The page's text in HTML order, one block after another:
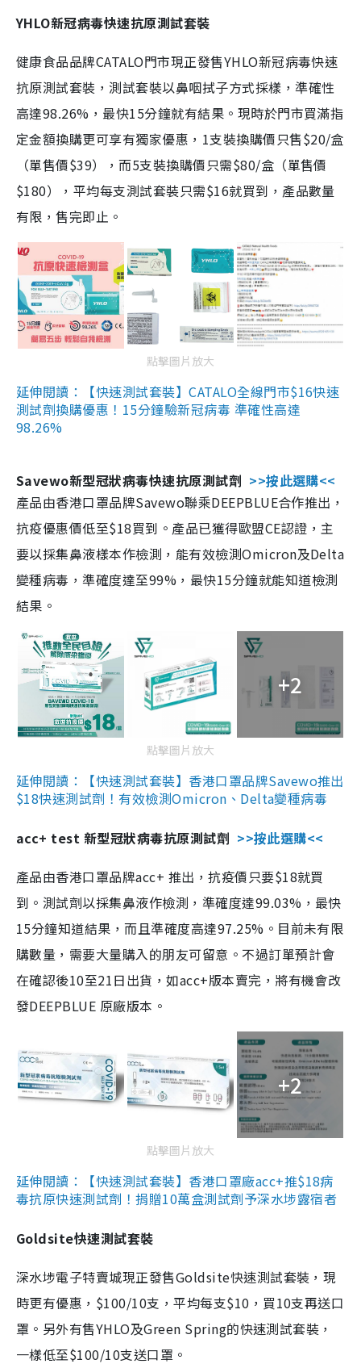
YHLO新冠病毒快速抗原測試套裝
健康食品品牌CATALO門市現正發售YHLO新冠病毒快速
抗原測試套裝，測試套裝以鼻咽拭子方式採樣，準確性
高達98.26%，最快15分鐘就有結果。現時於門市買滿指
定金額換購更可享有獨家優惠，1支裝換購價只售$20/盒
（單售價$39），而5支裝換購價只需$80/盒（單售價
$180），平均每支測試套裝只需$16就買到，產品數量
有限，售完即止。
點擊圖片放大
延伸閱讀：【快速測試套裝】CATALO全線門市$16快速
測試劑換購優惠！15分鐘驗新冠病毒 準確性高達
98.26%
Savewo新型冠狀病毒快速抗原測試劑 >>按此選購<<
產品由香港口罩品牌Savewo聯乘DEEPBLUE合作推出，
抗疫優惠價低至$18買到。產品已獲得歐盟CE認證，主
要以採集鼻液樣本作檢測，能有效檢測Omicron及Delta
變種病毒，準確度達至99%，最快15分鐘就能知道檢測
結果。
+2
點擊圖片放大
延伸閱讀：【快速測試套裝】香港口罩品牌Savewo推出
$18快速測試劑！有效檢測Omicron、Delta變種病毒
acc+ test 新型冠狀病毒抗原測試劑 >>按此選購<<
產品由香港口罩品牌acc+ 推出，抗疫價只要$18就買
到。測試劑以採集鼻液作檢測，準確度達99.03%，最快
15分鐘知道結果，而且準確度高達97.25%。目前未有限
購數量，需要大量購入的朋友可留意。不過訂單預計會
在確認後10至21日出貨，如acc+版本賣完，將有機會改
發DEEPBLUE 原廠版本。
+2
點擊圖片放大
延伸閱讀：【快速測試套裝】香港口罩廠acc+推$18病
毒抗原快速測試劑！捐贈10萬盒測試劑予深水埗露宿者
Goldsite快速測試套裝
深水埗電子特賣城現正發售Goldsite快速測試套裝，現
時更有優惠，$100/10支，平均每支$10，買10支再送口
罩。另外有售YHLO及Green Spring的快速測試套裝，
一樣低至$100/10支送口罩。